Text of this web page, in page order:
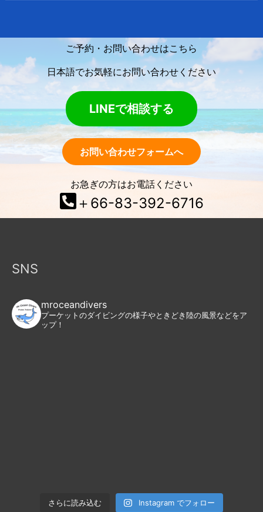
ご予約・お問い合わせはこちら
日本語でお気軽にお問い合わせください
LINEで相談する
お問い合わせフォームへ
お急ぎの方はお電話ください
＋66-83-392-6716
SNS
mroceandivers
プーケットのダイビングの様子やときどき陸の風景などをア
ップ！
さらに読み込む Instagram でフォロー